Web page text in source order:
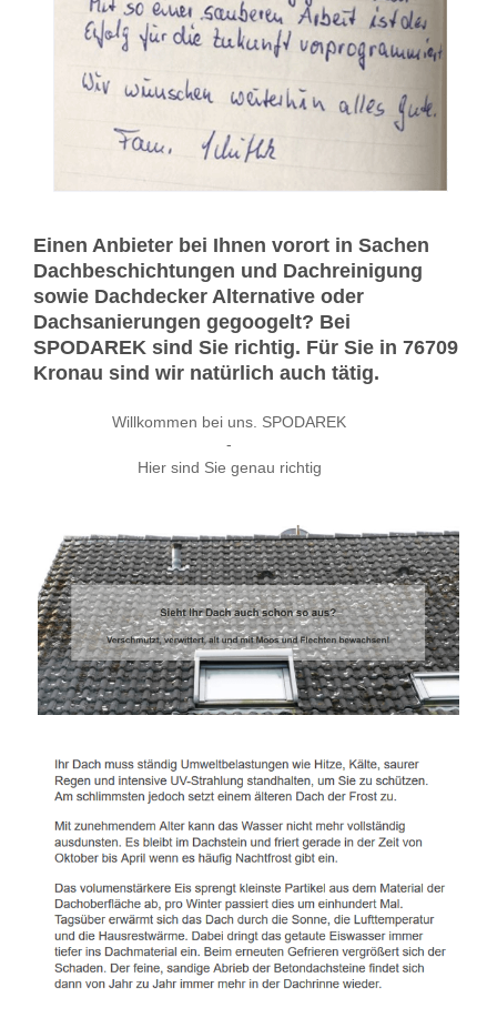
Einen Anbieter bei Ihnen vorort in Sachen
Dachbeschichtungen und Dachreinigung
sowie Dachdecker Alternative oder
Dachsanierungen gegoogelt? Bei
SPODAREK sind Sie richtig. Für Sie in 76709
Kronau sind wir natürlich auch tätig.
Willkommen bei uns. SPODAREK
-
Hier sind Sie genau richtig